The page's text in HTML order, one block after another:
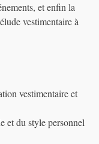
et enfin la
vestimentaire à
vestimentaire et
et du style personnel